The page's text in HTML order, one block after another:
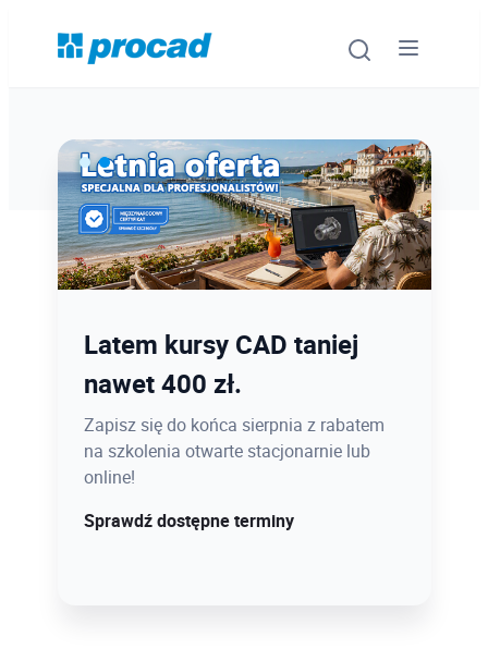
Ostatnie dni promocji Blind
Bird
12.08 o 12:08 zamykamy Blind Bird na
PROCAD EXPO 2026 - dołącz w
najlepszej cenie!
Sprawdź szczegóły!
Latem kursy CAD taniej
nawet 400 zł.
Zapisz się do końca sierpnia z rabatem
na szkolenia otwarte stacjonarnie lub
online!
Sprawdź dostępne terminy
Oprogramowanie
Szkolenia
Urządzenia i serwis